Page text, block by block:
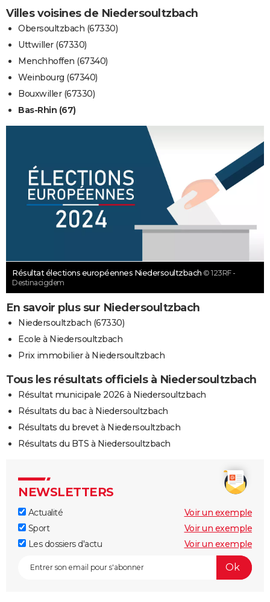
Villes voisines de Niedersoultzbach
Obersoultzbach (67330)
Uttwiller (67330)
Menchhoffen (67340)
Weinbourg (67340)
Bouxwiller (67330)
Bas-Rhin (67)
Résultat élections européennes Niedersoultzbach © 123RF -
Destinacigdem
En savoir plus sur Niedersoultzbach
Niedersoultzbach (67330)
Ecole à Niedersoultzbach
Prix immobilier à Niedersoultzbach
Tous les résultats officiels à Niedersoultzbach
Résultat municipale 2026 à Niedersoultzbach
Résultats du bac à Niedersoultzbach
Résultats du brevet à Niedersoultzbach
Résultats du BTS à Niedersoultzbach
NEWSLETTERS
Actualité
Voir un exemple
Sport
Voir un exemple
Les dossiers d'actu
Voir un exemple